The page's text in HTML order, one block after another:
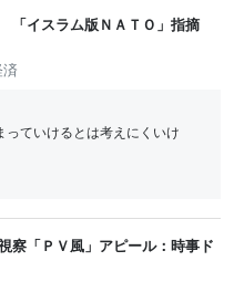
「イスラム版ＮＡＴＯ」指摘
っていけるとは考えにくいけ
「ＰＶ風」アピール：時事ド